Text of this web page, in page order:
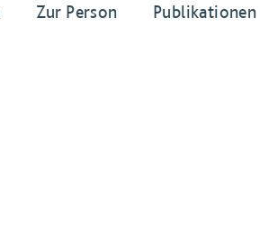
Zur Person
Publikationen